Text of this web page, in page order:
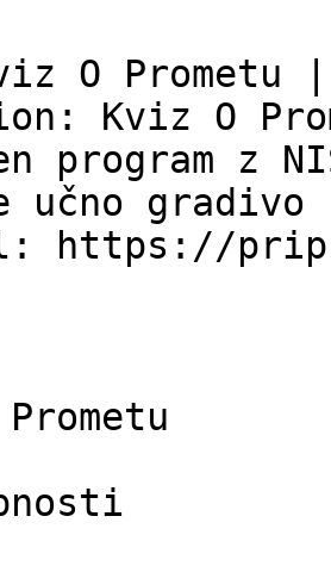
O Prometu
Kviz O
program z
učno
https://